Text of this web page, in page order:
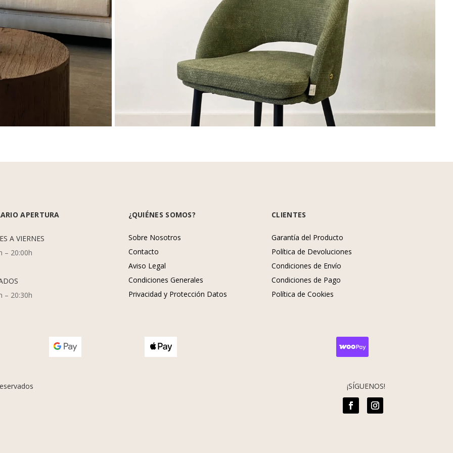
APERTURA
A VIERNES
– 20:00h
– 20:30h
¿QUIÉNES SOMOS?
Sobre Nosotros
Contacto
Aviso Legal
Condiciones Generales
Privacidad y Protección Datos
CLIENTES
Garantía del Producto
Política de Devoluciones
Condiciones de Envío
Condiciones de Pago
Política de Cookies
¡SÍGUENOS!